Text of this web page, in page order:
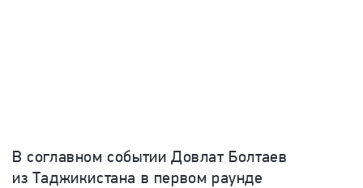
В соглавном событии Довлат Болтаев
из Таджикистана в первом раунде